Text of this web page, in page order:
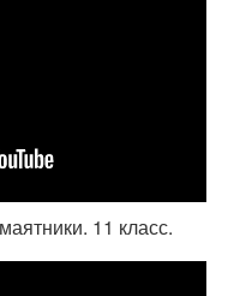
11 класс.